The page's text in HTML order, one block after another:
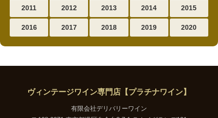
2011 2012 2013 2014 2015
2016 2017 2018 2019 2020
ヴィンテージワイン専門店【プラチナワイン】
有限会社デリバリーワイン